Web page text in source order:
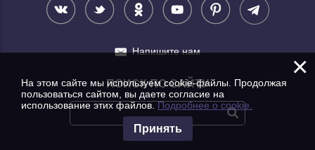
Напишите нам
ПОИСК ПО САЙТУ
×
На этом сайте мы используем cookie-файлы. Продолжая
пользоваться сайтом, вы даете согласие на
использование этих файлов.Подробнее о cookie.
Принять